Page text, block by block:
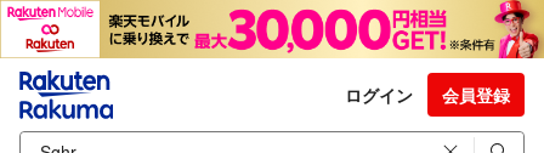
ログイン 会員登録